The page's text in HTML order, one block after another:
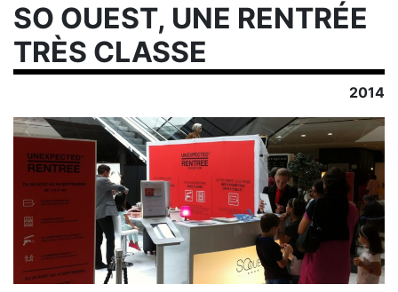
SO OUEST, UNE RENTRÉE
TRÈS CLASSE
2014